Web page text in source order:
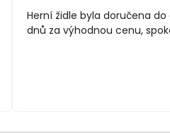
/
Herní židle byla doručena do
dnů za výhodnou cenu,